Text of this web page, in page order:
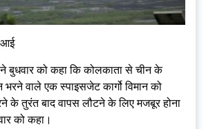
बुधवार को कहा कि कोलकाता से चीन के
वाले एक स्पाइसजेट कार्गो विमान को
के तुरंत बाद वापस लौटने के लिए मजबूर होना
को कहा।